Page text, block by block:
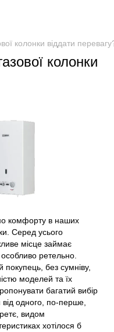
колонки віддати
колонки
комфорту в наших
Серед усього
місце займає
особливо ретельно.
покупець, без сумніву,
моделей та їх
багатий вибір
від одного, по-перше,
видом
хотілося б